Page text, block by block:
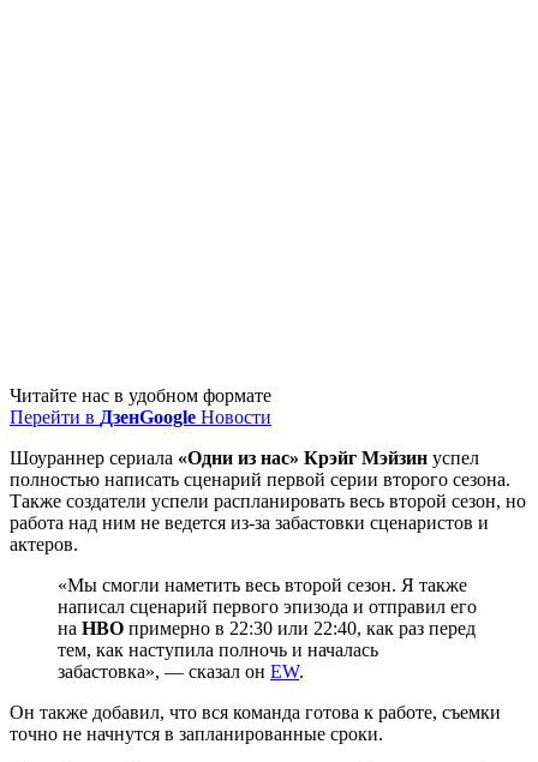
Читайте нас в удобном формате
Перейти в ДзенGoogle Новости
Шоураннер сериала «Одни из нас» Крэйг Мэйзин успел
полностью написать сценарий первой серии второго сезона.
Также создатели успели распланировать весь второй сезон, но
работа над ним не ведется из-за забастовки сценаристов и
актеров.
«Мы смогли наметить весь второй сезон. Я также
написал сценарий первого эпизода и отправил его
на HBO примерно в 22:30 или 22:40, как раз перед
тем, как наступила полночь и началась
забастовка», — сказал он EW.
Он также добавил, что вся команда готова к работе, cъемки
точно не начнутся в запланированные сроки.